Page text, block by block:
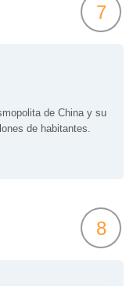
7
de China y su
de habitantes.
8